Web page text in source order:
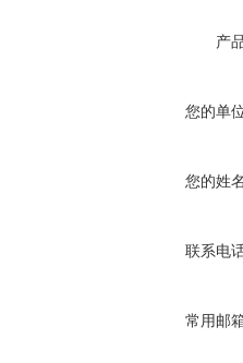
产
您的单
您的姓
联系电
常用邮